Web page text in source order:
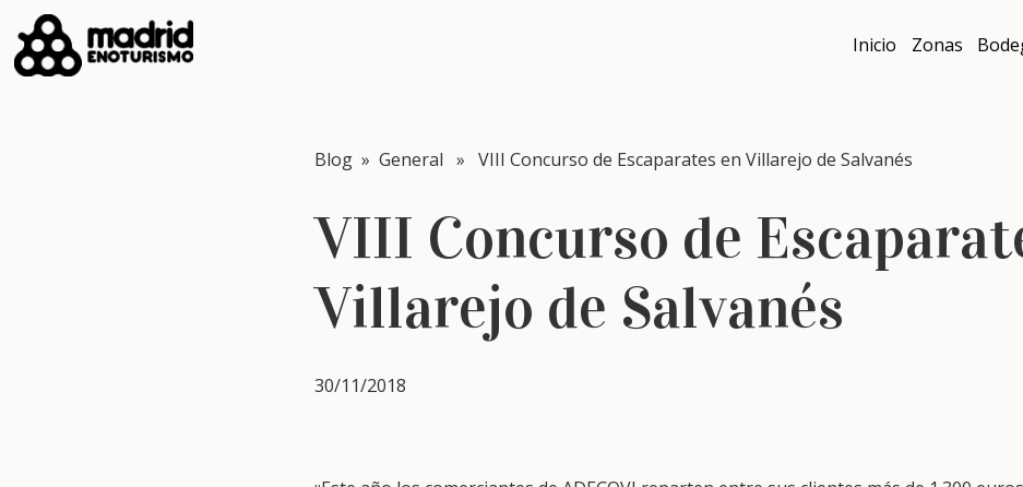
Inicio Zonas
Blog » General » VIII Concurso de Escaparates en Villarejo de Salvanés
VIII Concurso de
Villarejo de Salvanés
30/11/2018